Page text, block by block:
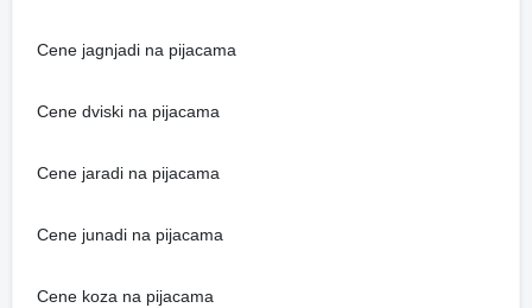
Cene jagnjadi na pijacama
Cene dviski na pijacama
Cene jaradi na pijacama
Cene junadi na pijacama
Cene koza na pijacama